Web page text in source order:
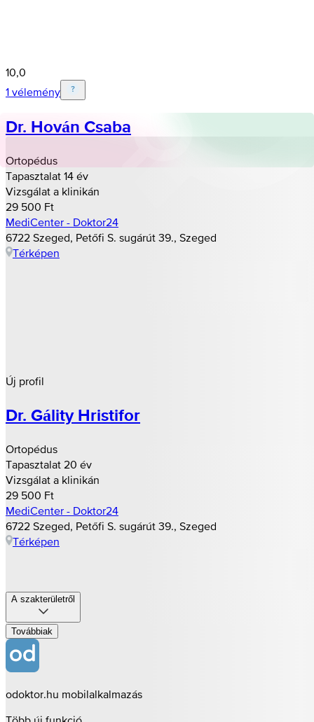
10,0
1 vélemény
Dr. Hován Csaba
Ortopédus
Tapasztalat 14 év
Vizsgálat a klinikán
29 500 Ft
MediCenter - Doktor24
6722 Szeged, Petőfi S. sugárút 39., Szeged
Térképen
Új profil
Dr. Gálity Hristifor
Ortopédus
Tapasztalat 20 év
Vizsgálat a klinikán
29 500 Ft
MediCenter - Doktor24
6722 Szeged, Petőfi S. sugárút 39., Szeged
Térképen
A szakterületről
Továbbiak
odoktor.hu mobilalkalmazás